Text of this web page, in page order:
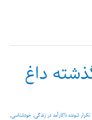
داغ
شونده ناکارآمد در زندگی, خودشناسی,